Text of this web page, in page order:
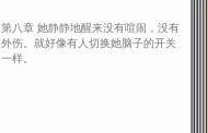
第八章 她静静地醒来没有喧闹，没有
外伤。就好像有人切换她脑子的开关
一样。